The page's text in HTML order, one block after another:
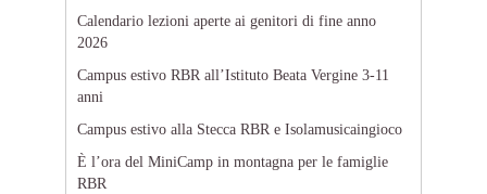
Calendario lezioni aperte ai genitori di fine anno
2026
Campus estivo RBR all’Istituto Beata Vergine 3-11
anni
Campus estivo alla Stecca RBR e Isolamusicaingioco
È l’ora del MiniCamp in montagna per le famiglie
RBR